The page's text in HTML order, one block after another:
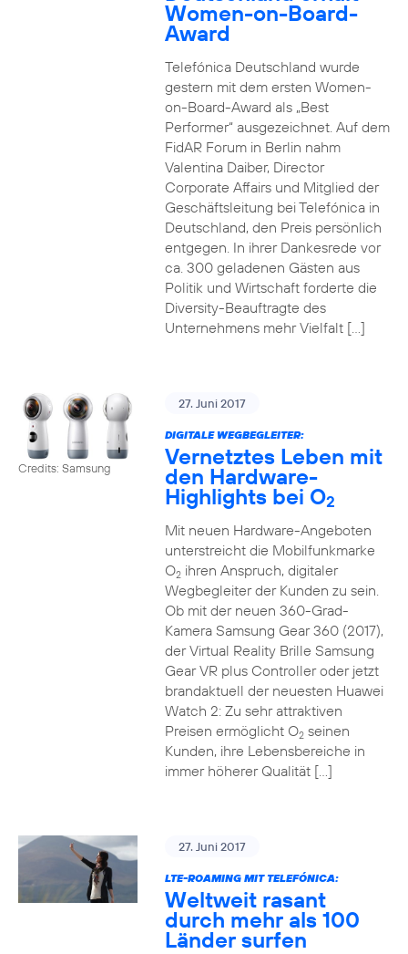
Women-on-Board-
Award
Telefónica Deutschland wurde
gestern mit dem ersten Women-
on-Board-Award als „Best
Performer“ ausgezeichnet. Auf dem
FidAR Forum in Berlin nahm
Valentina Daiber, Director
Corporate Affairs und Mitglied der
Geschäftsleitung bei Telefónica in
Deutschland, den Preis persönlich
entgegen. In ihrer Dankesrede vor
ca. 300 geladenen Gästen aus
Politik und Wirtschaft forderte die
Diversity-Beauftragte des
Unternehmens mehr Vielfalt […]
Credits: Samsung
27. Juni 2017
DIGITALE WEGBEGLEITER:
Vernetztes Leben mit
den Hardware-
Highlights bei O2
Mit neuen Hardware-Angeboten
unterstreicht die Mobilfunkmarke
O2ihren Anspruch, digitaler
Wegbegleiter der Kunden zu sein.
Ob mit der neuen 360-Grad-
Kamera Samsung Gear 360 (2017),
der Virtual Reality Brille Samsung
Gear VR plus Controller oder jetzt
brandaktuell der neuesten Huawei
Watch 2: Zu sehr attraktiven
Preisen ermöglicht O2seinen
Kunden, ihre Lebensbereiche in
immer höherer Qualität […]
27. Juni 2017
LTE-ROAMING MIT TELEFÓNICA:
Weltweit rasant
durch mehr als 100
Länder surfen